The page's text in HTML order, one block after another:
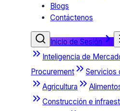
Blogs
Contáctenos
Inicio de Sesión
Inteligencia de
Procurement
Servicios
Agricultura
Construcción e